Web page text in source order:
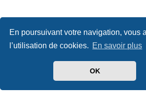
En poursuivant votre navigation, vous
l’utilisation de cookies. En savoir plus
OK